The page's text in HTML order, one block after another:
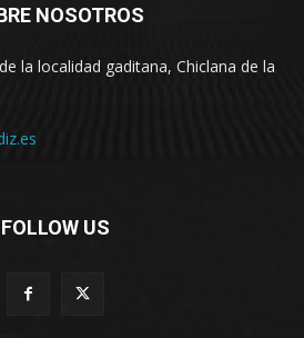
NOSOTROS
la localidad gaditana, Chiclana de la
FOLLOW US